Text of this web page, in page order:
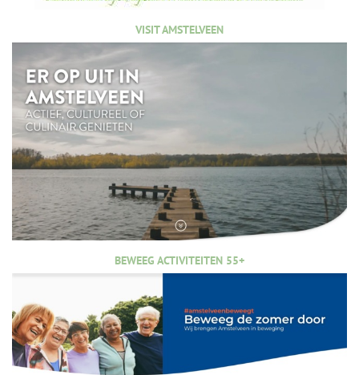
VISIT AMSTELVEEN
BEWEEG ACTIVITEITEN 55+